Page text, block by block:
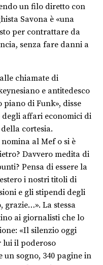
un filo diretto con
Savona è «una
per contrattare da
senza fare danni a
chiamate di
e antitedesco
piano di Funk», disse
affari economici di
cortesia.
al Mef o si è
Davvero medita di
Pensa di essere la
i nostri titoli di
e gli stipendi degli
grazie…». La stessa
ai giornalisti che lo
«Il silenzio oggi
lui il poderoso
un sogno, 340 pagine in